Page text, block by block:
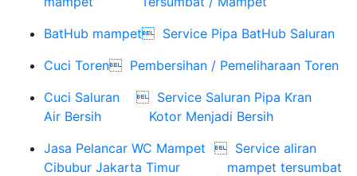
BatHub mampet Service Pipa BatHub Saluran
Cuci Toren Pembersihan / Pemeliharaan Toren
Cuci Saluran
Air Bersih
Service Saluran Pipa Kran
Kotor Menjadi Bersih
Jasa Pelancar WC Mampet
Cibubur Jakarta Timur
 Service aliran
mampet tersumbat